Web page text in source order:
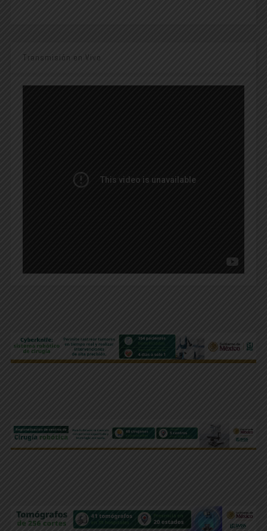
Transmisión en Vivo